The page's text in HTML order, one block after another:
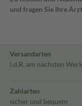
und fragen Sie Ihre
Versandarten
i.d.R. am nächsten
Zahlarten
sicher und bequem